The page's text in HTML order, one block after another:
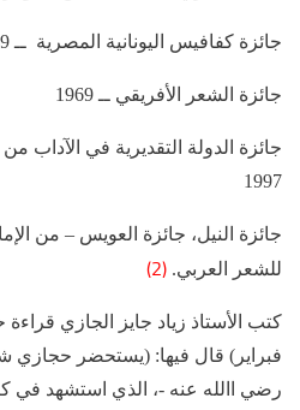
جائزة كفافيس اليونانية المصرية ــ 1989
جائزة الشعر الأفريقي ــ 1969
جائزة الدولة التقديرية في الآداب
1997
جائزة النيل، جائزة العويس – من
للشعر العربي. (2)
كتب الأستاذ زياد جايز الجازي
فبراير) قال فيها: (يستحضر
رضي االله عنه -، الذي استشهد في